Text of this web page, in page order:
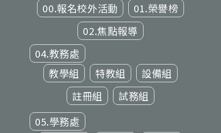
00.報名校外活動
01.榮譽榜
02.焦點報導
04.教務處
教學組
特教組
設備組
註冊組
試務組
05.學務處